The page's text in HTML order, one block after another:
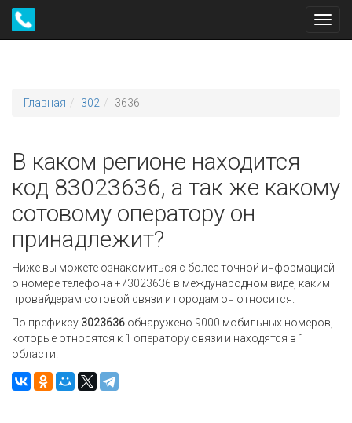
Главная 302 3636
В каком регионе находится
код 83023636, а так же какому
сотовому оператору он
принадлежит?
Ниже вы можете ознакомиться с более точной информацией
о номере телефона +73023636 в международном виде, каким
провайдерам сотовой связи и городам он относится.
По префиксу 3023636 обнаружено 9000 мобильных номеров,
которые относятся к 1 оператору связи и находятся в 1
области.